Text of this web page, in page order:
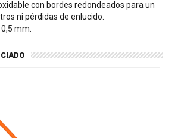
con bordes redondeados para un
ni pérdidas de enlucido.
mm.